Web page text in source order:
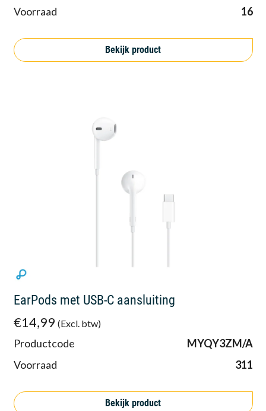
Voorraad
16
Bekijk product
EarPods met USB-C aansluiting
€14,99 (Excl. btw)
Productcode
MYQY3ZM/A
Voorraad
311
Bekijk product